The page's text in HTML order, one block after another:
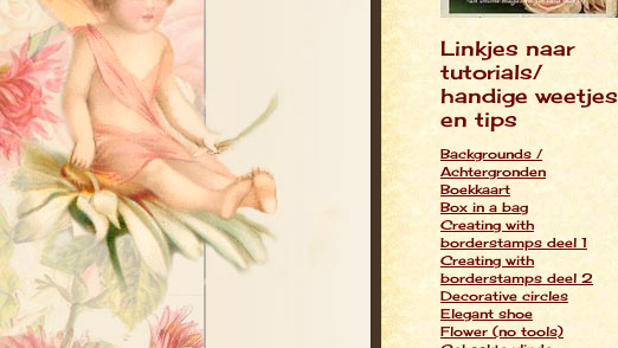
Linkjes naar
tutorials/
handige weetjes
en tips
Backgrounds /
Achtergronden
Boekkaart
Box in a bag
Creating with
borderstamps deel 1
Creating with
borderstamps deel 2
Decorative circles
Elegant shoe
Flower (no tools)